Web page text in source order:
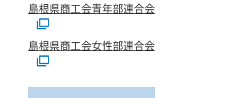
島根県商工会青年部連合会
島根県商工会女性部連合会